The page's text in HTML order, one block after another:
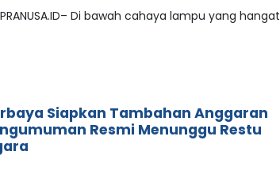
PRANUSA.ID– Di bawah cahaya lampu yang hangat
Siapkan Tambahan Anggaran
Resmi Menunggu Restu